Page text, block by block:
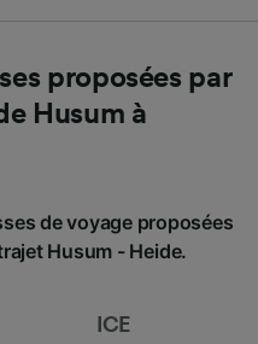
proposées par
Husum à
de voyage proposées
Husum - Heide.
ICE